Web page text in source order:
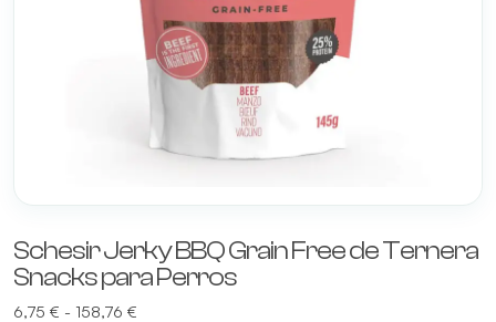
Schesir Jerky BBQ Grain Free de Ternera
Snacks para Perros
6,75 € - 158,76 €